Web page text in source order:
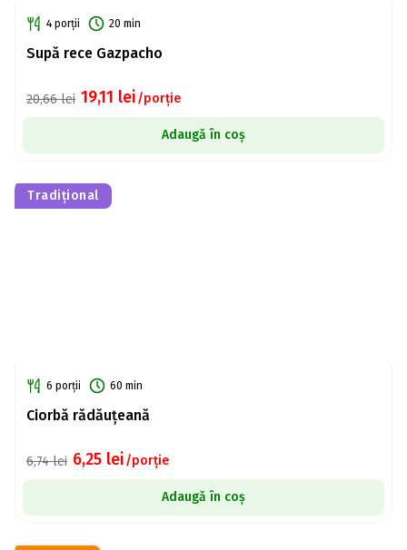
4 porții 20 min
Supă rece Gazpacho
20,66lei 19,11 lei/porție
Adaugă în coș
Tradițional
6 porții 60 min
Ciorbă rădăuțeană
6,74lei 6,25 lei/porție
Adaugă în coș